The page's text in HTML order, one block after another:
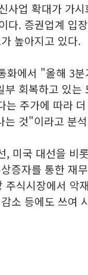
사업 확대가 가
다. 증권업계 입
높아지고 있다.
화에서 "올해 3
회복하고 있
주가에 따라
는 것"이라고 분
미국 대선을 비
증자를 통한 재
식시장에서 악
소 등에도 쓰여